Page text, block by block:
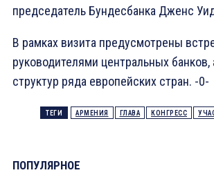
председатель Бундесбанка Дженс
В рамках визита предусмотрены
руководителями центральных
структур ряда европейских стран. -0-
ТЕГИ АРМЕНИЯ ГЛАВА КОНГРЕСС
ПОПУЛЯРНОЕ